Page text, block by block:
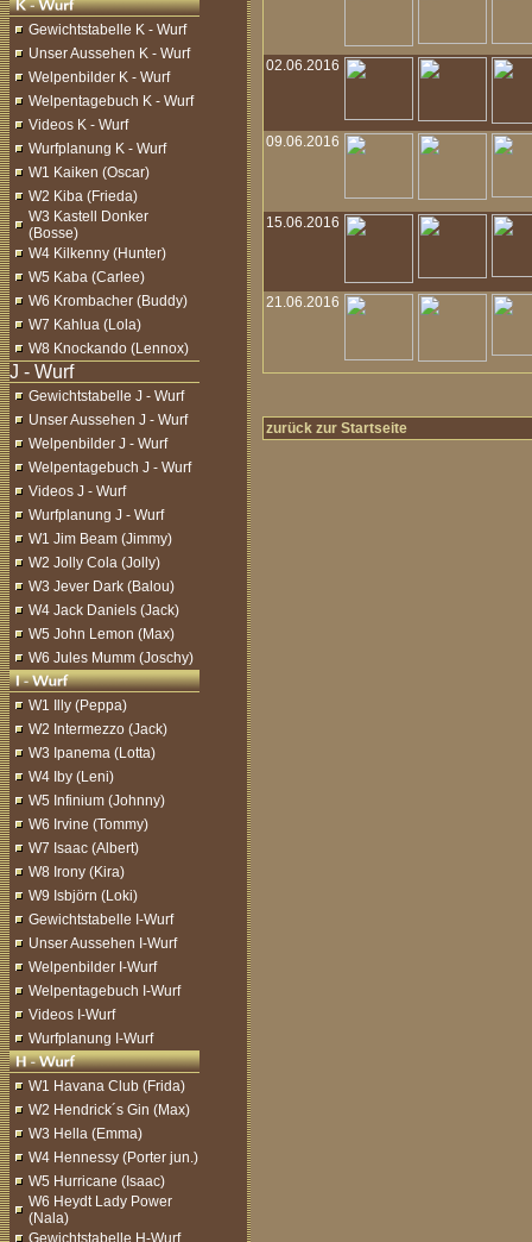
Gewichtstabelle K - Wurf
Unser Aussehen K - Wurf
Welpenbilder K - Wurf
Welpentagebuch K - Wurf
Videos K - Wurf
Wurfplanung K - Wurf
W1 Kaiken (Oscar)
W2 Kiba (Frieda)
W3 Kastell Donker
(Bosse)
W4 Kilkenny (Hunter)
W5 Kaba (Carlee)
W6 Krombacher (Buddy)
W7 Kahlua (Lola)
W8 Knockando (Lennox)
Gewichtstabelle J - Wurf
Unser Aussehen J - Wurf
Welpenbilder J - Wurf
Welpentagebuch J - Wurf
Videos J - Wurf
Wurfplanung J - Wurf
W1 Jim Beam (Jimmy)
W2 Jolly Cola (Jolly)
W3 Jever Dark (Balou)
W4 Jack Daniels (Jack)
W5 John Lemon (Max)
W6 Jules Mumm (Joschy)
W1 Illy (Peppa)
W2 Intermezzo (Jack)
W3 Ipanema (Lotta)
W4 Iby (Leni)
W5 Infinium (Johnny)
W6 Irvine (Tommy)
W7 Isaac (Albert)
W8 Irony (Kira)
W9 Isbjörn (Loki)
Gewichtstabelle I-Wurf
Unser Aussehen I-Wurf
Welpenbilder I-Wurf
Welpentagebuch I-Wurf
Videos I-Wurf
Wurfplanung I-Wurf
W1 Havana Club (Frida)
W2 Hendrick´s Gin (Max)
W3 Hella (Emma)
W4 Hennessy (Porter jun.)
W5 Hurricane (Isaac)
W6 Heydt Lady Power
(Nala)
Gewichtstabelle H-Wurf
02.06.2016
09.06.2016
15.06.2016
21.06.2016
zurück zur Startseite